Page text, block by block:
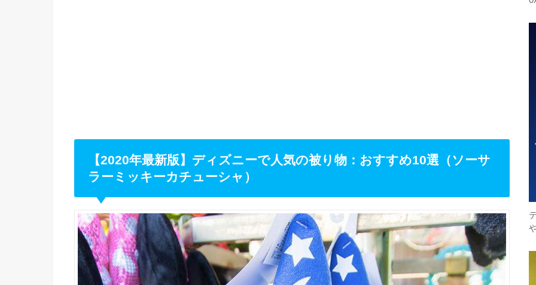
【2020年最新版】ディズニーで人気の被り物：おすすめ10選（ソーサ
ラーミッキーカチューシャ）